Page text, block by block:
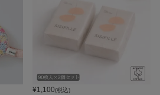
¥1,100(税込)